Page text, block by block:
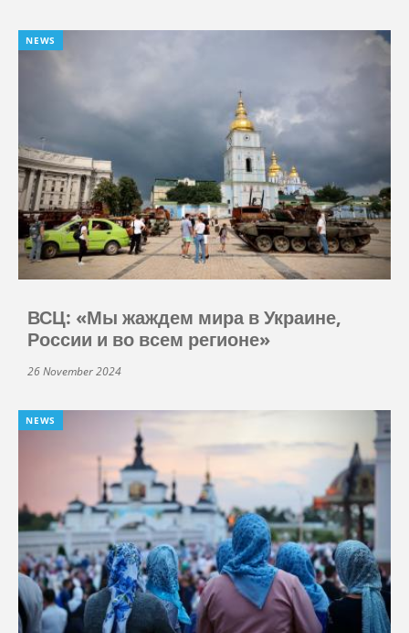
NEWS
ВСЦ: «Мы жаждем мира в Украине,
России и во всем регионе»
26 November 2024
NEWS